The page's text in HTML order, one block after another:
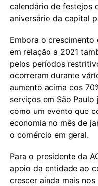
calendário de festejos
aniversário da capital
Embora o crescimento
em relação a 2021
pelos períodos
ocorreram durante
aumento acima dos
serviços em São Paulo
como um evento que
economia no mês de
o comércio em geral.
Para o presidente da
apoio da entidade ao
crescer ainda mais